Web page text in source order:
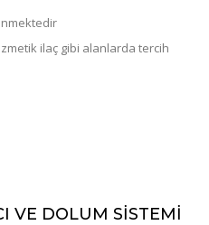
ilaç gibi alanlarda tercih
VE DOLUM SİSTEMİ